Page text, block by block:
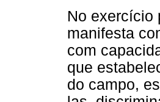
No exercício
manifesta
com
que
do campo,